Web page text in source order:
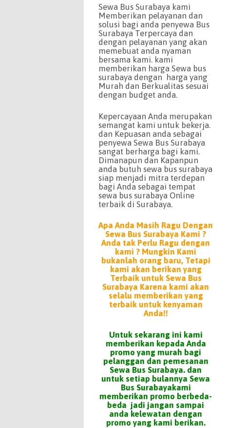
Sewa Bus Surabaya kami
Memberikan pelayanan dan
solusi bagi anda penyewa Bus
Surabaya Terpercaya dan
dengan pelayanan yang akan
memebuat anda nyaman
bersama kami. kami
memberikan harga Sewa bus
surabaya dengan harga yang
Murah dan Berkualitas sesuai
dengan budget anda.
Kepercayaan Anda merupakan
semangat kami untuk bekerja.
dan Kepuasan anda sebagai
penyewa Sewa Bus Surabaya
sangat berharga bagi kami.
Dimanapun dan Kapanpun
anda butuh sewa bus surabaya
siap menjadi mitra terdepan
bagi Anda sebagai tempat
sewa bus surabaya Online
terbaik di Surabaya.
Apa Anda Masih Ragu Dengan
Sewa Bus Surabaya Kami ?
Anda tak Perlu Ragu dengan
kami ? Mungkin Kami
bukanlah orang baru, Tetapi
kami akan berikan yang
Terbaik untuk Sewa Bus
Surabaya Karena kami akan
selalu memberikan yang
terbaik untuk kenyaman
Anda!!
Untuk sekarang ini kami
memberikan kepada Anda
promo yang murah bagi
pelanggan dan pemesanan
Sewa Bus Surabaya. dan
untuk setiap bulannya Sewa
Bus Surabayakami
memberikan promo berbeda-
beda jadi jangan sampai
anda kelewatan dengan
promo yang kami berikan.